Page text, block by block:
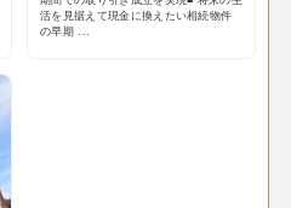
活を見据えて現金に換えたい相続物件
の早期 ...